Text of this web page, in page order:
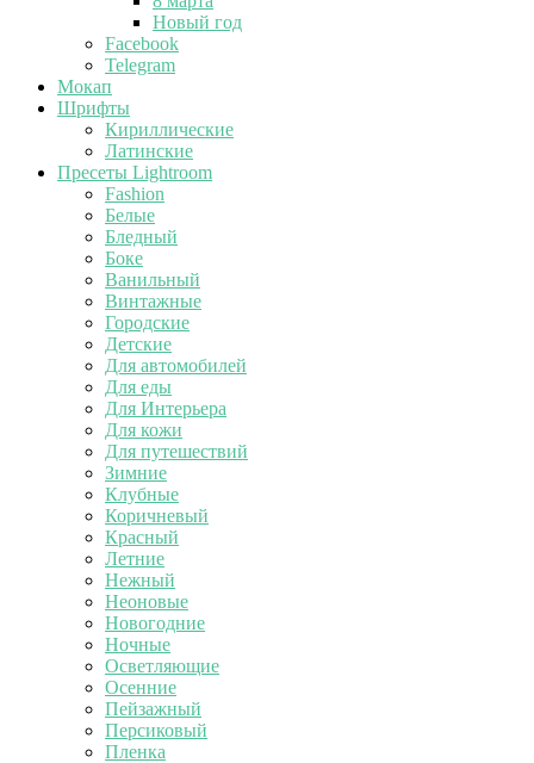
Новый год
Facebook
Telegram
Мокап
Шрифты
Кириллические
Латинские
Пресеты Lightroom
Fashion
Белые
Бледный
Боке
Ванильный
Винтажные
Городские
Детские
Для автомобилей
Для еды
Для Интерьера
Для кожи
Для путешествий
Зимние
Клубные
Коричневый
Красный
Летние
Нежный
Неоновые
Новогодние
Ночные
Осветляющие
Осенние
Пейзажный
Персиковый
Пленка